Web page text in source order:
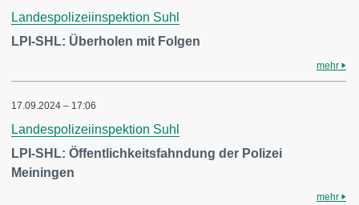
Landespolizeiinspektion Suhl
LPI-SHL: Überholen mit Folgen
mehr
17.09.2024 – 17:06
Landespolizeiinspektion Suhl
LPI-SHL: Öffentlichkeitsfahndung der Polizei
Meiningen
mehr